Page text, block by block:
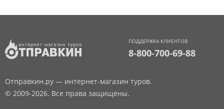
ПОДДЕРЖКА КЛИЕНТОВ
8-800-700-69-88
Отправкин.ру — интернет-магазин туров.
© 2009-2026. Все права защищены.